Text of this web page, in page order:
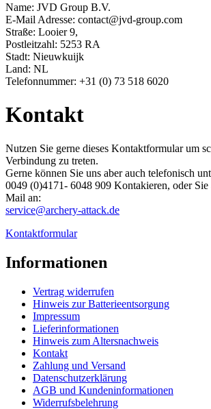
Name: JVD Group B.V.
E-Mail Adresse: contact@jvd-group.com
Straße: Looier 9,
Postleitzahl: 5253 RA
Stadt: Nieuwkuijk
Land: NL
Telefonnummer: +31 (0) 73 518 6020
Kontakt
Nutzen Sie gerne dieses Kontaktformular um
Verbindung zu treten.
Gerne können Sie uns aber auch telefonisch
0049 (0)4171- 6048 909​ Kontakieren, oder Sie
Mail an:
service@archery-attack.de
Kontaktformular
Informationen
Vertrag widerrufen
Hinweis zur Batterieentsorgung
Impressum
Lieferinformationen
Hinweis zum Altersnachweis
Kontakt
Zahlung und Versand
Datenschutzerklärung
AGB und Kundeninformationen
Widerrufsbelehrung